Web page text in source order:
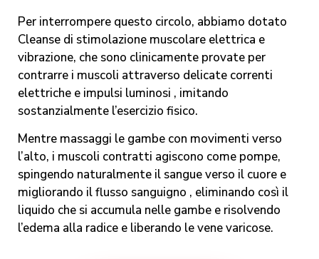
Per interrompere questo circolo, abbiamo dotato
Cleanse di stimolazione muscolare elettrica e
vibrazione, che sono clinicamente provate per
contrarre i muscoli attraverso delicate correnti
elettriche e impulsi luminosi , imitando
sostanzialmente l’esercizio fisico.
Mentre massaggi le gambe con movimenti verso
l’alto, i muscoli contratti agiscono come pompe,
spingendo naturalmente il sangue verso il cuore e
migliorando il flusso sanguigno , eliminando così il
liquido che si accumula nelle gambe e risolvendo
l’edema alla radice e liberando le vene varicose.